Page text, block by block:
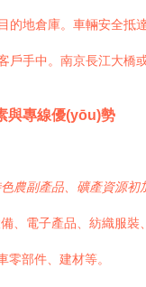
的地倉庫。車輛安全抵
戶手中。南京長江大橋
與專線優(yōu)勢
農副產品、礦產資源初
、電子產品、紡織服裝
零部件、建材等。